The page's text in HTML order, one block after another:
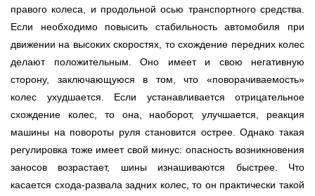
правого колеса, и продольной осью транспортного средства.
Если необходимо повысить стабильность автомобиля при
движении на высоких скоростях, то схождение передних колес
делают положительным. Оно имеет и свою негативную
сторону, заключающуюся в том, что «поворачиваемость»
колес ухудшается. Если устанавливается отрицательное
схождение колес, то она, наоборот, улучшается, реакция
машины на повороты руля становится острее. Однако такая
регулировка тоже имеет свой минус: опасность возникновения
заносов возрастает, шины изнашиваются быстрее. Что
касается схода-развала задних колес, то он практически такой